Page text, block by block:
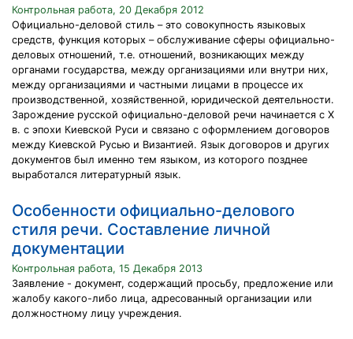
Контрольная работа, 20 Декабря 2012
Официально-деловой стиль – это совокупность языковых
средств, функция которых – обслуживание сферы официально-
деловых отношений, т.е. отношений, возникающих между
органами государства, между организациями или внутри них,
между организациями и частными лицами в процессе их
производственной, хозяйственной, юридической деятельности.
Зарождение русской официально-деловой речи начинается с Χ
в. с эпохи Киевской Руси и связано с оформлением договоров
между Киевской Русью и Византией. Язык договоров и других
документов был именно тем языком, из которого позднее
выработался литературный язык.
Особенности официально-делового
стиля речи. Составление личной
документации
Контрольная работа, 15 Декабря 2013
Заявление - документ, содержащий просьбу, предложение или
жалобу какого-либо лица, адресованный организации или
должностному лицу учреждения.